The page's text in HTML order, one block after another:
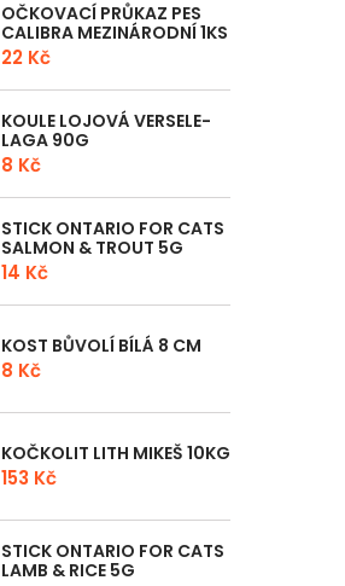
OČKOVACÍ PRŮKAZ PES
CALIBRA MEZINÁRODNÍ 1KS
22 Kč
KOULE LOJOVÁ VERSELE-
LAGA 90G
8 Kč
STICK ONTARIO FOR CATS
SALMON & TROUT 5G
14 Kč
KOST BŮVOLÍ BÍLÁ 8 CM
8 Kč
KOČKOLIT LITH MIKEŠ 10KG
153 Kč
STICK ONTARIO FOR CATS
LAMB & RICE 5G